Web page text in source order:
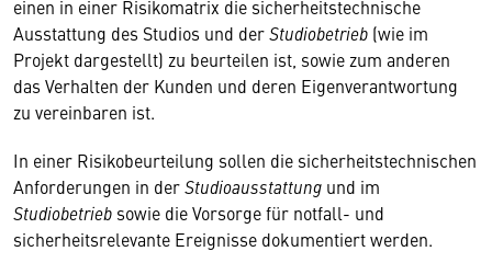
einen in einer Risikomatrix die sicherheitstechnische
Ausstattung des Studios und derStudiobetrieb (wie im
Projekt dargestellt) zu beurteilen ist, sowie zum anderen
das Verhalten der Kunden und deren Eigenverantwortung
zu vereinbaren ist.
In einer Risikobeurteilung sollen die sicherheitstechnischen
Anforderungen in derStudioausstattung und im
Studiobetrieb sowie die Vorsorge für notfall- und
sicherheitsrelevante Ereignisse dokumentiert werden.